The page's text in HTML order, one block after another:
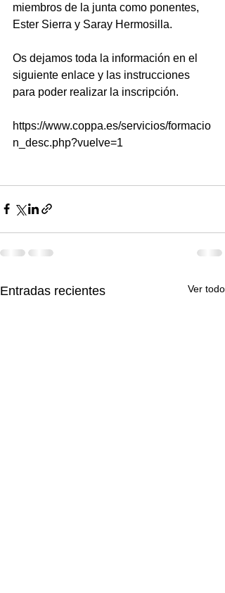
miembros de la junta como ponentes,
Ester Sierra y Saray Hermosilla.
Os dejamos toda la información en el
siguiente enlace y las instrucciones
para poder realizar la inscripción.
https://www.coppa.es/servicios/formacio
n_desc.php?vuelve=1
Entradas recientes Ver todo